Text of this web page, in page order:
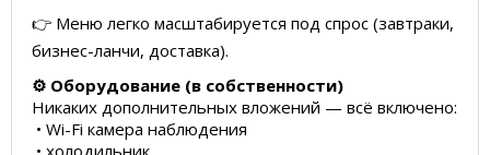
👉 Меню легко масштабируется под спрос (завтраки,
бизнес-ланчи, доставка).
⚙️ Оборудование (в собственности)
Никаких дополнительных вложений — всё включено:
• Wi-Fi камера наблюдения
• холодильник